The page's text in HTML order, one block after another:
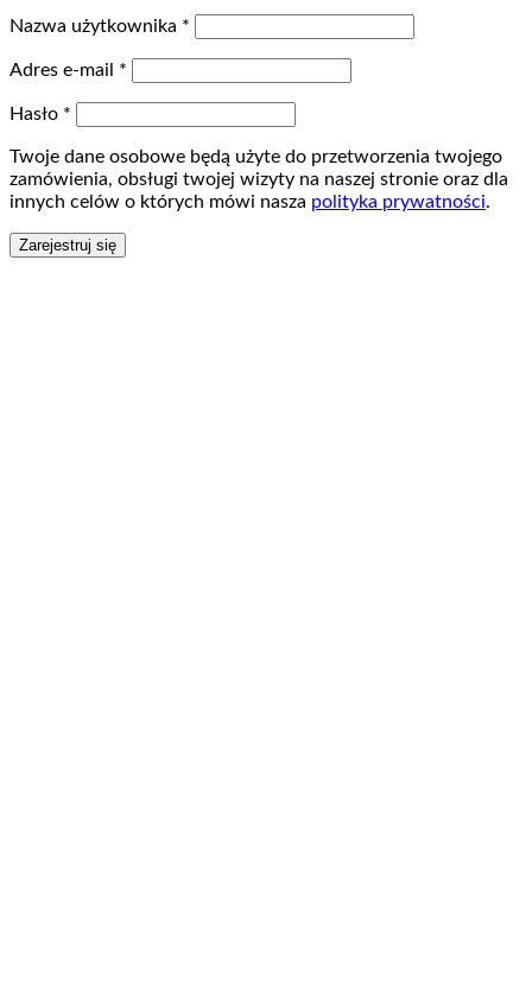
Nazwa użytkownika *
Adres e-mail *
Hasło *
Twoje dane osobowe będą użyte do przetworzenia twojego
zamówienia, obsługi twojej wizyty na naszej stronie oraz dla
innych celów o których mówi nasza polityka prywatności.
Zarejestruj się